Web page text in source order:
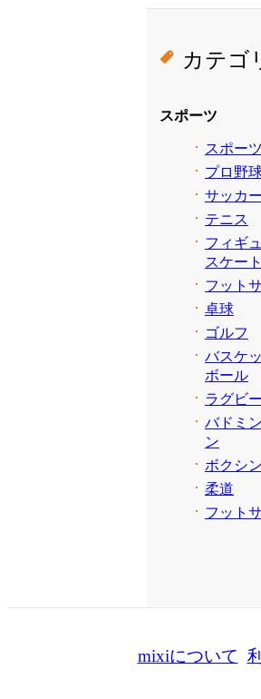
カテゴ
スポーツ
スポーツ
プロ野
サッカー
テニス
フィギ
スケート
フット
卓球
ゴルフ
バスケ
ボール
ラグビー
バドミ
ン
ボクシ
柔道
フット
mixiについて